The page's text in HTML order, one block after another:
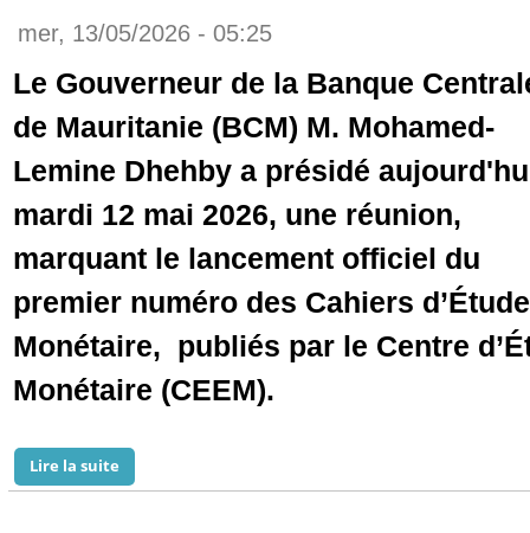
mer, 13/05/2026 - 05:25
Le Gouverneur de la Banque
de Mauritanie (BCM) M. Mohamed-
Lemine Dhehby a présidé
mardi 12 mai 2026, une réunion,
marquant le lancement officiel du
premier numéro des Cahiers
Monétaire, publiés par le Centre
Monétaire (CEEM).
Lire la suite